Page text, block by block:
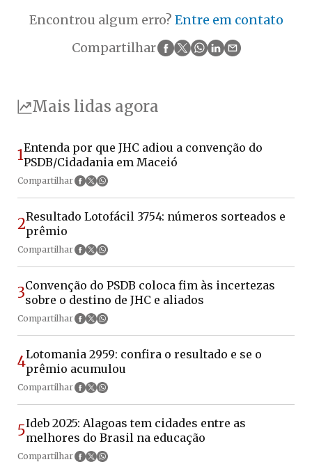
Encontrou algum erro? Entre em contato
Compartilhar
Mais lidas agora
1Entenda por que JHC adiou a convenção do
PSDB/Cidadania em Maceió
Compartilhar
2Resultado Lotofácil 3754: números sorteados e
prêmio
Compartilhar
3Convenção do PSDB coloca fim às incertezas
sobre o destino de JHC e aliados
Compartilhar
4Lotomania 2959: confira o resultado e se o
prêmio acumulou
Compartilhar
5Ideb 2025: Alagoas tem cidades entre as
melhores do Brasil na educação
Compartilhar